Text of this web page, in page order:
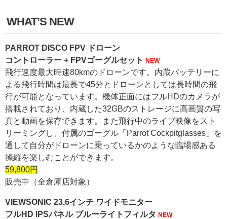
WHAT’S NEW
PARROT DISCO FPV ドローン
コントローラー + FPVゴーグルセット NEW
飛行速度最大時速80kmのドローンです。内蔵バッテリーに
よる飛行時間は最長で45分とドローンとしては長時間の飛
行が可能となっています。機体正面にはフルHDのカメラが
搭載されており、内蔵した32GBのストレージに高画質の写
真と動画を保存できます。また飛行中のライブ映像をスト
リーミングし、付属のゴーグル「Parrot Cockpitglasses」を
通して自分がドローンに乗っているかのような臨場感ある
操縦を楽しむことができます。
59,800円
販売中（全倉庫店対象）
VIEWSONIC 23.6インチ ワイドモニター
フルHD IPSパネル ブルーライトフィルタ NEW